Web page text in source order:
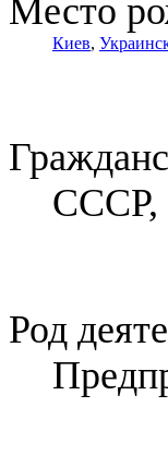
Место
Киев,
Род